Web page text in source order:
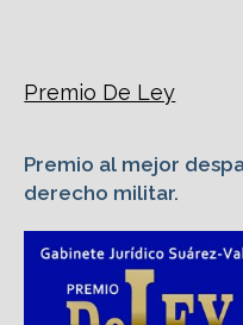
Premio De Ley
Premio al mejor
derecho militar.